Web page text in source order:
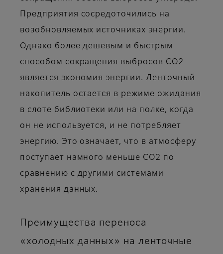
Предприятия сосредоточились на
возобновляемых источниках энергии.
Однако более дешевым и быстрым
способом сокращения выбросов CO2
является экономия энергии. Ленточный
накопитель остается в режиме ожидания
в слоте библиотеки или на полке, когда
он не используется, и не потребляет
энергию. Это означает, что в атмосферу
поступает намного меньше CO2 по
сравнению с другими системами
хранения данных.
Преимущества переноса
«холодных данных» на ленточные